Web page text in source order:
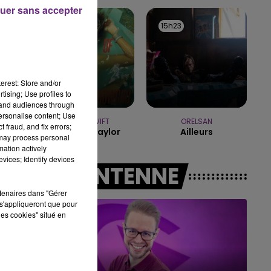
7h00 - 11h00
BEST OF
TAYLOR SWIFT
Elizabeth Taylor
15h23
15h23
ORELSAN
Ailleurs
A L'ANTENNE
Store and/or
Use profiles to
audiences through
content; Use
fraud, and fix errors;
process personal
actively
Identify devices
dans "Gérer
que pour
cookies" situé en
sans accepter